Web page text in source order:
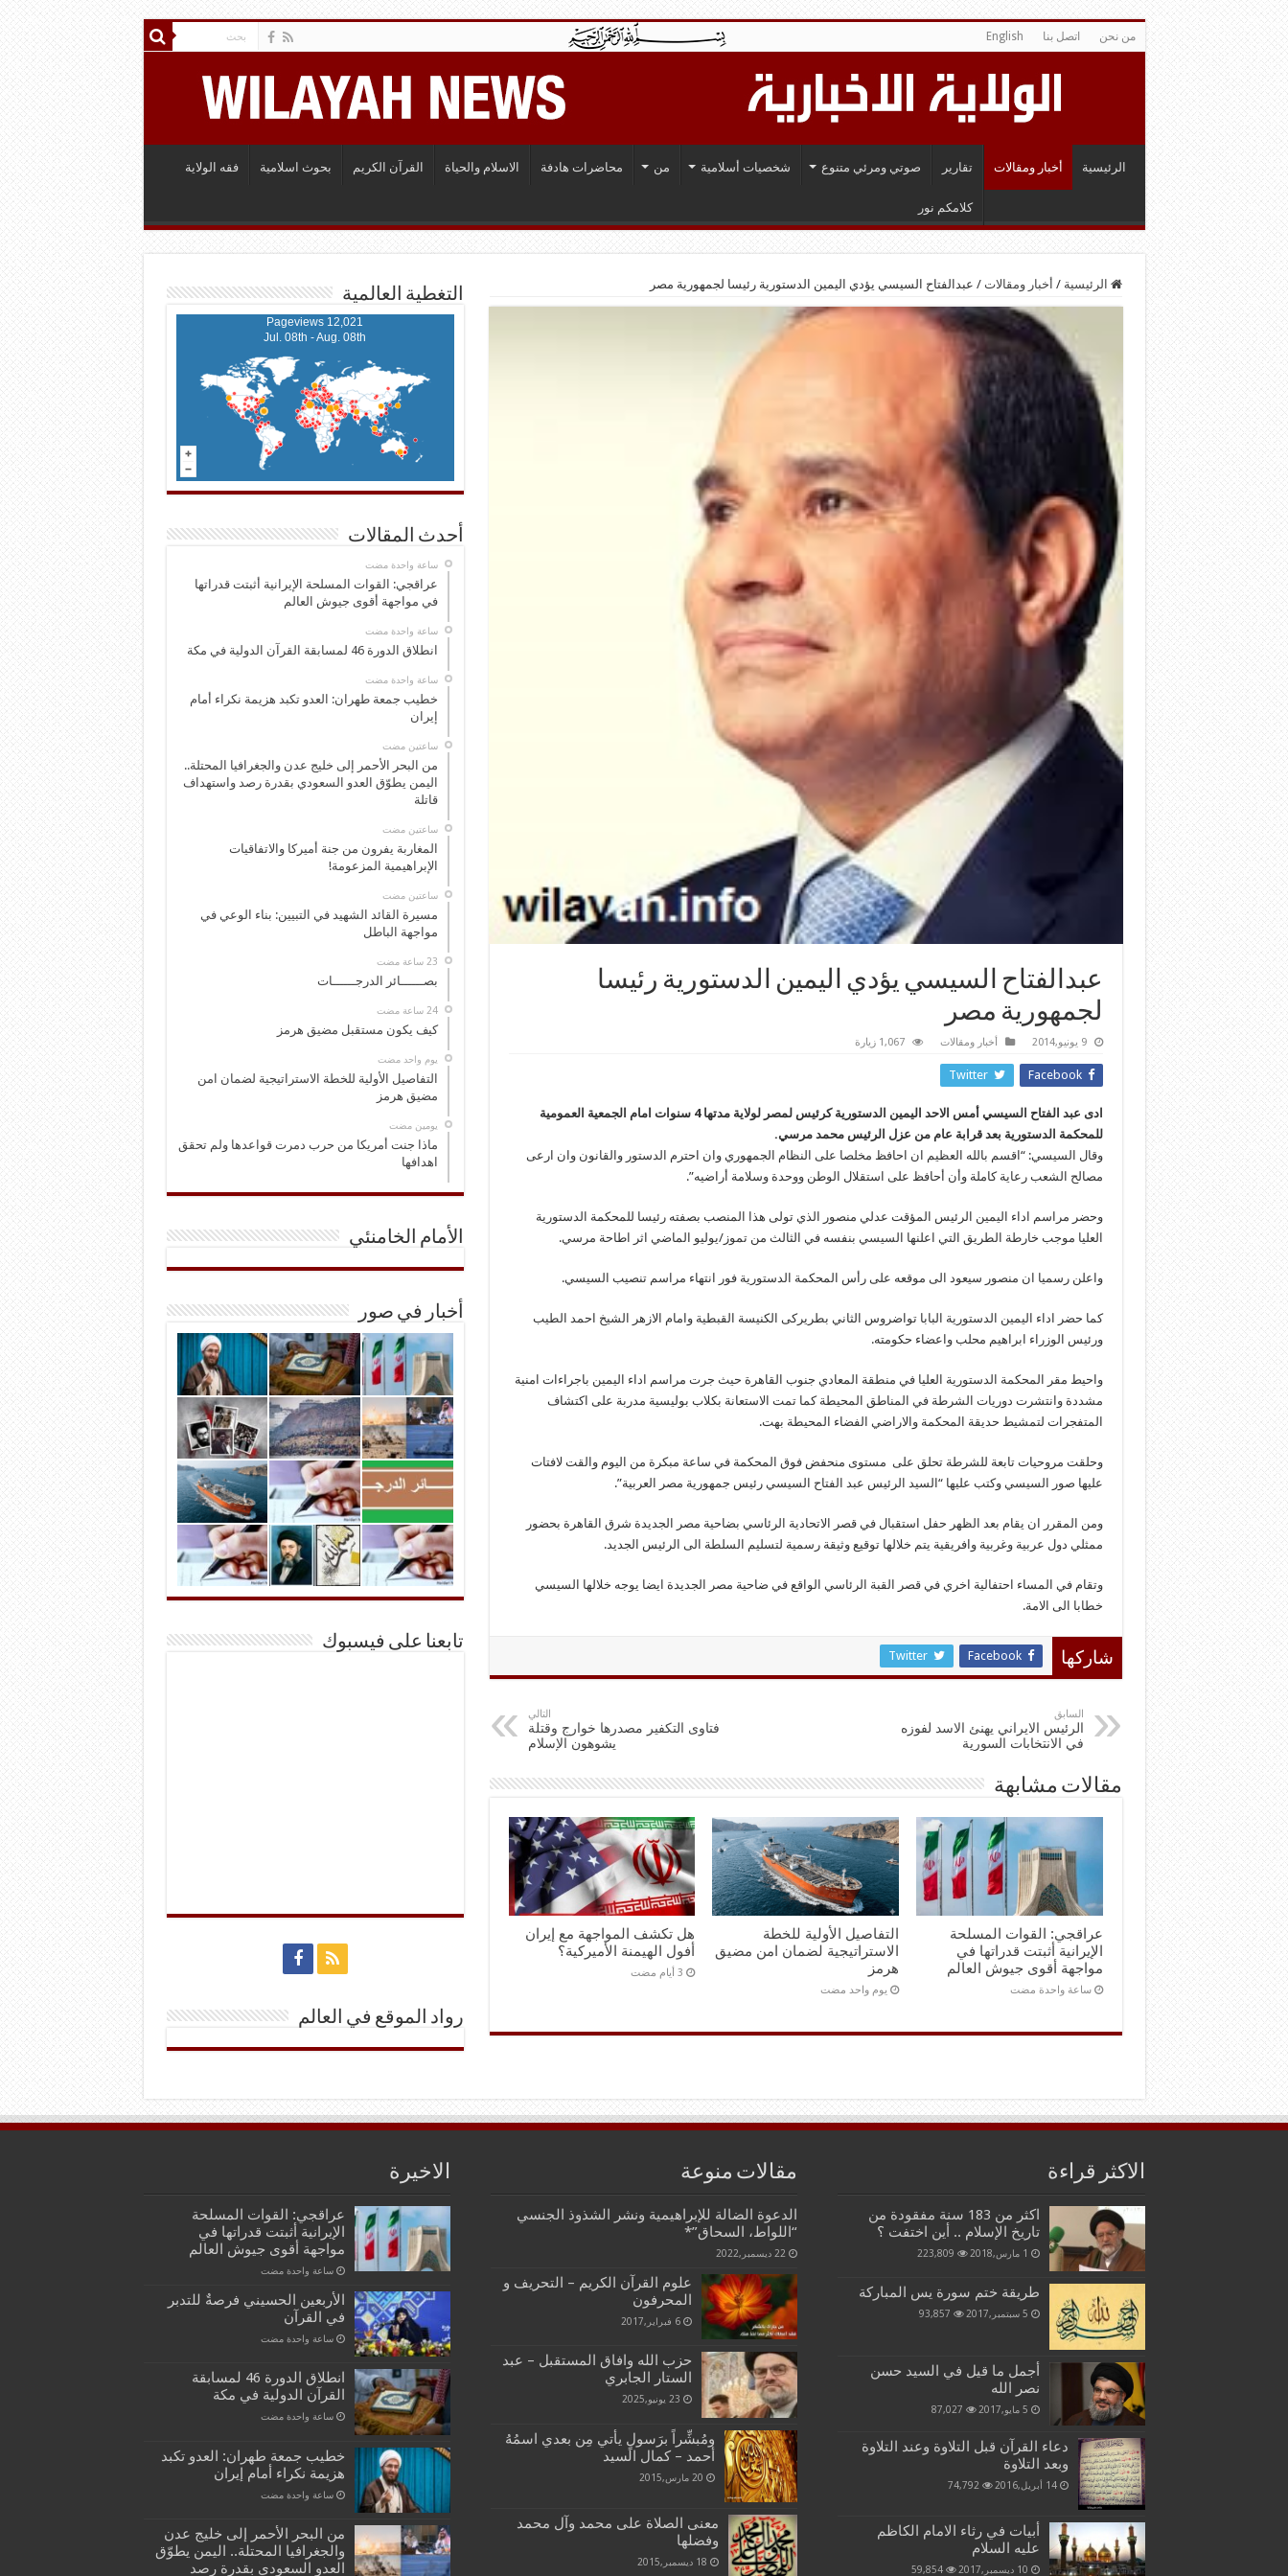
من نحن اتصل بنا English
الرئيسية أخبار ومقالات تقارير صوتي ومرئي متنوع شخصيات أسلامية من محاضرات هادفة الاسلام والحياة القرآن الكريم بحوث اسلامية فقه الولاية
كلامكم نور
الرئيسية / أخبار ومقالات / عبدالفتاح السيسي يؤدي اليمين الدستورية رئيسا لجمهورية مصر
عبدالفتاح السيسي يؤدي اليمين الدستورية رئيسا
لجمهورية مصر
9 يونيو,2014 أخبار ومقالات 1,067 زيارة
Facebook
Twitter
ادى عبد الفتاح السيسي أمس الاحد اليمين الدستورية كرئيس لمصر لولاية مدتها 4 سنوات امام الجمعية العمومية
للمحكمة الدستورية بعد قرابة عام من عزل الرئيس محمد مرسي.
وقال السيسي: “اقسم بالله العظيم ان احافظ مخلصا على النظام الجمهوري وان احترم الدستور والقانون وان ارعى
مصالح الشعب رعاية كاملة وأن أحافظ على استقلال الوطن ووحدة وسلامة أراضيه”.
وحضر مراسم اداء اليمين الرئيس المؤقت عدلي منصور الذي تولى هذا المنصب بصفته رئيسا للمحكمة الدستورية
العليا موجب خارطة الطريق التي اعلنها السيسي بنفسه في الثالث من تموز/يوليو الماضي اثر اطاحة مرسي.
واعلن رسميا ان منصور سيعود الى موقعه على رأس المحكمة الدستورية فور انتهاء مراسم تنصيب السيسي.
كما حضر اداء اليمين الدستورية البابا تواضروس الثاني بطريركى الكنيسة القبطية وامام الازهر الشيخ احمد الطيب
ورئيس الوزراء ابراهيم محلب واعضاء حكومته.
واحيط مقر المحكمة الدستورية العليا في منطقة المعادي جنوب القاهرة حيث جرت مراسم اداء اليمين باجراءات امنية
مشددة وانتشرت دوريات الشرطة في المناطق المحيطة كما تمت الاستعانة بكلاب بوليسية مدربة على اكتشاف
المتفجرات لتمشيط حديقة المحكمة والاراضي الفضاء المحيطة بهت.
وحلقت مروحيات تابعة للشرطة تحلق على مستوى منحفض فوق المحكمة في ساعة مبكرة من اليوم والقت لافتات
عليها صور السيسي وكتب عليها “السيد الرئيس عبد الفتاح السيسي رئيس جمهورية مصر العربية”.
ومن المقرر ان يقام بعد الظهر حفل استقبال في قصر الاتحادية الرئاسي بضاحية مصر الجديدة شرق القاهرة بحضور
ممثلي دول عربية وغربية وافريقية يتم خلالها توقيع وثيقة رسمية لتسليم السلطة الى الرئيس الجديد.
وتقام في المساء احتفالية اخري في قصر القبة الرئاسي الواقع في ضاحية مصر الجديدة ايضا يوجه خلالها السيسي
خطابا الى الامة.
شاركها Facebook
Twitter
السابق
الرئيس الايراني يهنئ الاسد لفوزه
في الانتخابات السورية
التالي
فتاوى التكفير مصدرها خوارج وقتلة
يشوهون الإسلام
مقالات مشابهة
عراقجي: القوات المسلحة
الإيرانية أثبتت قدراتها في
مواجهة أقوى جيوش العالم
‏ساعة واحدة مضت
التفاصيل الأولية للخطة
الاستراتيجية لضمان امن مضيق
هرمز
‏يوم واحد مضت
هل تكشف المواجهة مع إيران
أفول الهيمنة الأميركية؟
التغطية العالمية
12,021 Pageviews
Jul. 08th - Aug. 08th
أحدث المقالات
‏ساعة واحدة مضت
عراقجي: القوات المسلحة الإيرانية أثبتت قدراتها
في مواجهة أقوى جيوش العالم
‏ساعة واحدة مضت
انطلاق الدورة 46 لمسابقة القرآن الدولية في مكة
‏ساعة واحدة مضت
خطيب جمعة طهران: العدو تكبد هزيمة نكراء أمام
إيران
‏ساعتين مضت
من البحر الأحمر إلى خليج عدن والجغرافيا المحتلة..
اليمن يطوّق العدو السعودي بقدرة رصد واستهداف
قاتلة
‏ساعتين مضت
المغاربة يفرون من جنة أميركا والاتفاقيات
الإبراهيمية المزعومة!
‏ساعتين مضت
مسيرة القائد الشهيد في التبيين: بناء الوعي في
مواجهة الباطل
بصــــــائر الدرجــــــات
‏24 ساعة مضت
كيف يكون مستقبل مضيق هرمز
‏يوم واحد مضت
التفاصيل الأولية للخطة الاستراتيجية لضمان امن
مضيق هرمز
‏يومين مضت
ماذا جنت أمريكا من حرب دمرت قواعدها ولم تحقق
اهدافها
الأمام الخامنئي
أخبار في صور
تابعنا على فيسبوك
رواد الموقع في العالم
الاكثر قراءة
اكثر من 183 سنة مفقودة من
تاريخ الإسلام .. أين اختفت ؟
1 مارس,2018 223,809
طريقة ختم سورة يس المباركة
5 سبتمبر,2017 93,857
أجمل ما قيل في السيد حسن
نصر الله
5 مايو,2017 87,027
دعاء القرآن قبل التلاوة وعند التلاوة
وبعد التلاوة
14 أبريل,2016 74,792
أبيات في رثاء الامام الكاظم
عليه السلام
10 ديسمبر,2017 59,854
مقالات منوعة
الدعوة الضالة للإبراهيمية ونشر الشذوذ الجنسي
“اللواط، السحاق”*
22 ديسمبر,2022
علوم القرآن الكريم – التحريف و
المحرفون
6 فبراير,2017
حزب الله وافاق المستقبل – عبد
الستار الجابري
23 يونيو,2025
ومُبشِّراً برَسولٍ يأتي مِن بعدي اسمُهُ
أحمد – كمال السيد
20 مارس,2015
معنى الصلاة على محمد وآل محمد
وفضلها
18 ديسمبر,2015
الاخيرة
عراقجي: القوات المسلحة
الإيرانية أثبتت قدراتها في
مواجهة أقوى جيوش العالم
‏ساعة واحدة مضت
الأربعين الحسيني فرصةٌ للتدبر
في القرآن
‏ساعة واحدة مضت
انطلاق الدورة 46 لمسابقة
القرآن الدولية في مكة
‏ساعة واحدة مضت
خطيب جمعة طهران: العدو تكبد
هزيمة نكراء أمام إيران
‏ساعة واحدة مضت
من البحر الأحمر إلى خليج عدن
والجغرافيا المحتلة.. اليمن يطوّق
العدو السعودي بقدرة رصد